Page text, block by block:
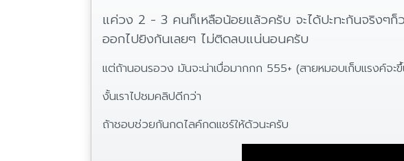
แค่วง 2 - 3 คนก็เหลือน้อยแล้วครับ จะได้ปะทะกันจริงๆ
ออกไปยิงกันเลยๆ ไม่ติดลบแน่นอนครับ
แต่ถ้านอนรอวง มันจะน่าเบื่อมากกก 555+ (สายหมอบเก็บแรงค์จะ
งั้นเราไปชมคลิปดีกว่า
ถ้าชอบช่วยกันกดไลค์กดแชร์ให้ด้วนะครับ